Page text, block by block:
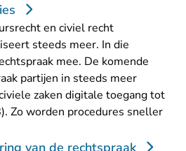
en civiel recht
steeds meer. In die
mee. De komende
partijen in steeds meer
zaken digitale toegang tot
. Zo worden procedures sneller
van de rechtspraak